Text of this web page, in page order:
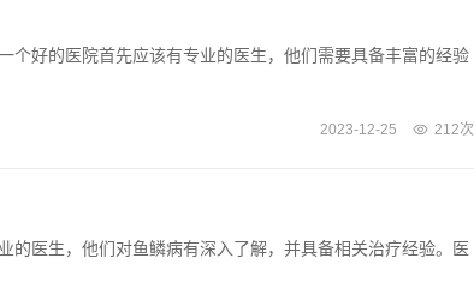
个好的医院首先应该有专业的医生，他们需要具备丰富的经验
2023-12-25 212次
医生，他们对鱼鳞病有深入了解，并具备相关治疗经验。医